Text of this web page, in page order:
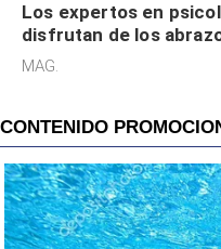
Los expertos en
disfrutan de los
sensibilidad a los
MAG.